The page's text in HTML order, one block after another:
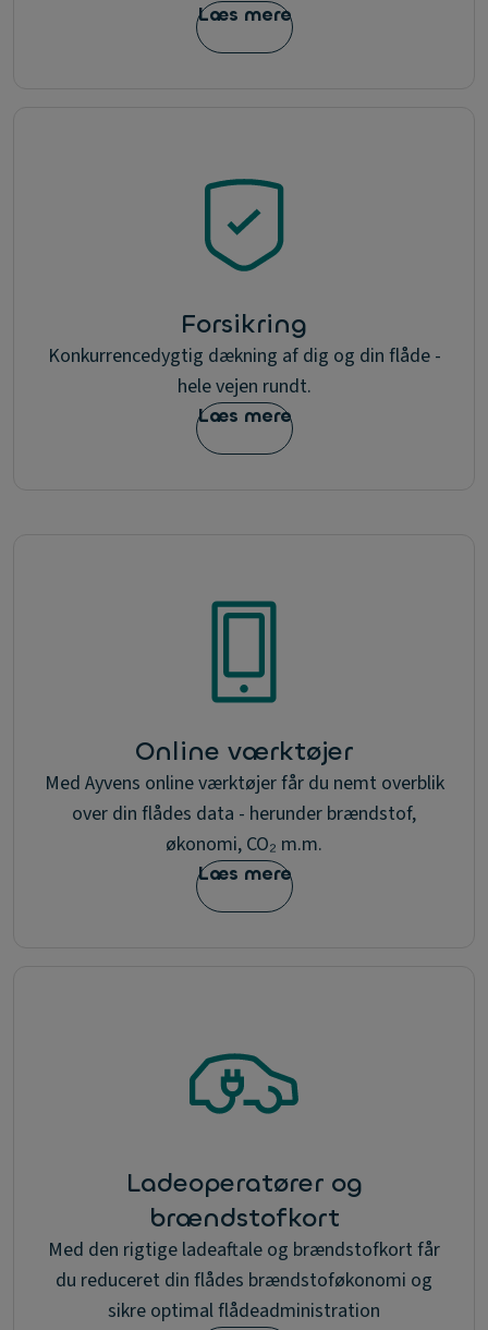
Læs mere
Forsikring
Konkurrencedygtig dækning af dig og din flåde -
hele vejen rundt.
Læs mere
Online værktøjer
Med Ayvens online værktøjer får du nemt overblik
over din flådes data - herunder brændstof,
økonomi, CO₂ m.m.
Læs mere
Ladeoperatører og
brændstofkort
Med den rigtige ladeaftale og brændstofkort får
du reduceret din flådes brændstoføkonomi og
sikre optimal flådeadministration